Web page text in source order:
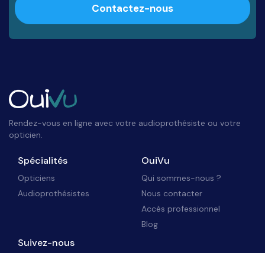
Contactez-nous
Rendez-vous en ligne avec votre audioprothésiste ou votre
opticien.
Spécialités
Opticiens
Audioprothésistes
OuiVu
Qui sommes-nous ?
Nous contacter
Accès professionnel
Blog
Suivez-nous